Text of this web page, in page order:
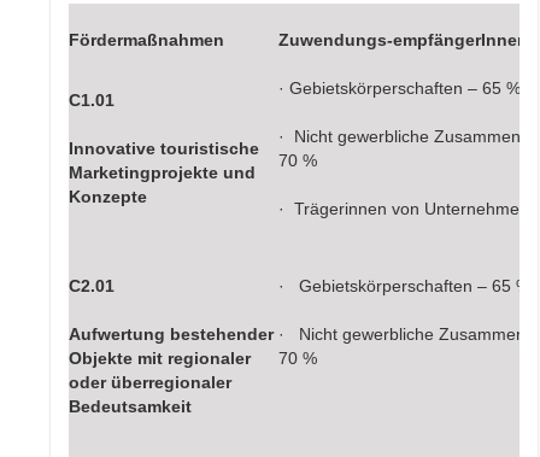
Fördermaßnahmen Zuwendungs-empfängerInnen
C1.01
Innovative touristische
Marketingprojekte und
Konzepte
· Gebietskörperschaften – 65 %
· Nicht gewerbliche
70 %
· Trägerinnen von Unternehmen
C2.01
Aufwertung bestehender
Objekte mit regionaler
oder überregionaler
Bedeutsamkeit
· Gebietskörperschaften – 65 %
· Nicht gewerbliche
70 %